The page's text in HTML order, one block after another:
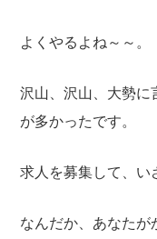
よくやるよね～～。
沢山、沢山、大勢に
が多かったです。
求人を募集して、い
なんだか、あなたが